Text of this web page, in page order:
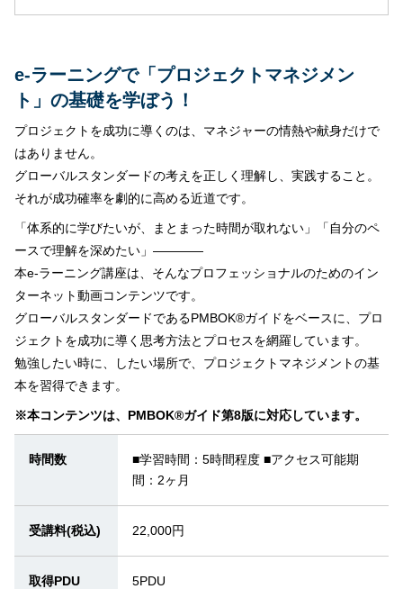
e-ラーニングで「プロジェクトマネジメン
ト」の基礎を学ぼう！
プロジェクトを成功に導くのは、マネジャーの情熱や献身だけで
はありません。
グローバルスタンダードの考えを正しく理解し、実践すること。
それが成功確率を劇的に高める近道です。
「体系的に学びたいが、まとまった時間が取れない」「自分のペ
ースで理解を深めたい」————
本e-ラーニング講座は、そんなプロフェッショナルのためのイン
ターネット動画コンテンツです。
グローバルスタンダードであるPMBOK®ガイドをベースに、プロ
ジェクトを成功に導く思考方法とプロセスを網羅しています。
勉強したい時に、したい場所で、プロジェクトマネジメントの基
本を習得できます。
※本コンテンツは、PMBOK®ガイド第8版に対応しています。
時間数
■学習時間：5時間程度 ■アクセス可能期
間：2ヶ月
受講料(税込) 22,000円
取得PDU
5PDU